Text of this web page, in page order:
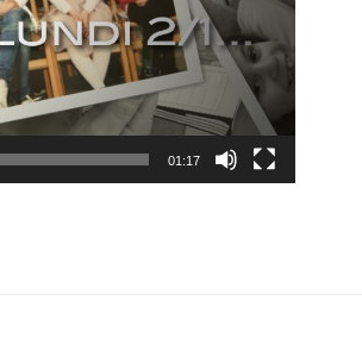
01:17